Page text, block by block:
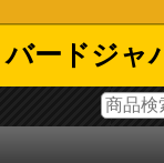
バードジャ